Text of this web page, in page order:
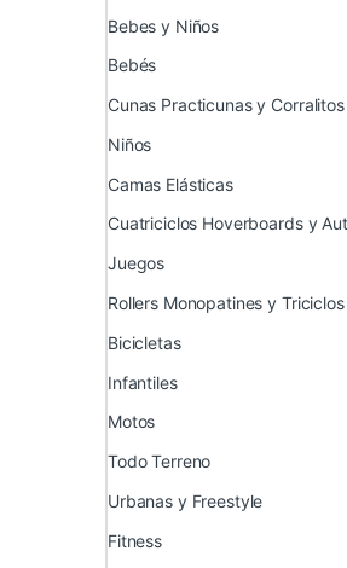
Bebes y Niños
Bebés
Cunas Practicunas y Corralitos
Niños
Camas Elásticas
Cuatriciclos Hoverboards y
Juegos
Rollers Monopatines y Triciclos
Bicicletas
Infantiles
Motos
Todo Terreno
Urbanas y Freestyle
Fitness